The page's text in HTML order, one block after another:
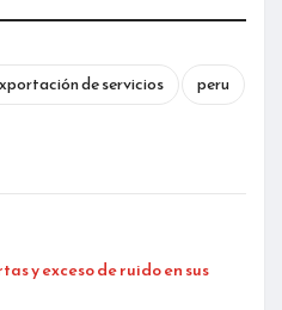
de servicios
peru
y exceso de ruido en sus